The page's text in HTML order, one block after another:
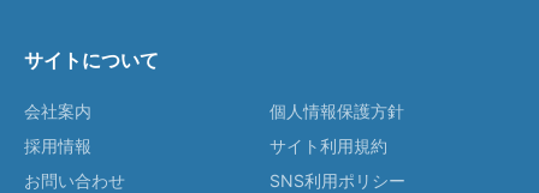
サイトについて
会社案内
採用情報
お問い合わせ
個人情報保護方針
サイト利用規約
SNS利用ポリシー